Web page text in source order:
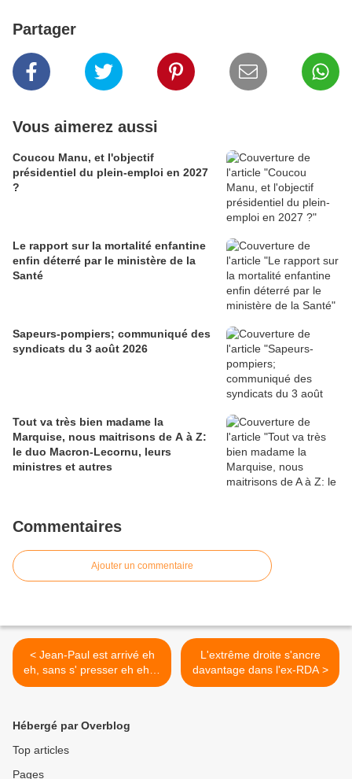
Partager
Vous aimerez aussi
Coucou Manu, et l'objectif
présidentiel du plein-emploi en 2027
?
Le rapport sur la mortalité enfantine
enfin déterré par le ministère de la
Santé
Sapeurs-pompiers; communiqué des
syndicats du 3 août 2026
Tout va très bien madame la
Marquise, nous maitrisons de A à Z:
le duo Macron-Lecornu, leurs
ministres et autres
Commentaires
Ajouter un commentaire
< Jean-Paul est arrivé eh
eh, sans s' presser eh eh. Il
entre au gouvernement des
L'extrême droite s'ancre
davantage dans l'ex-RDA >
Hébergé par Overblog
Top articles
Pages